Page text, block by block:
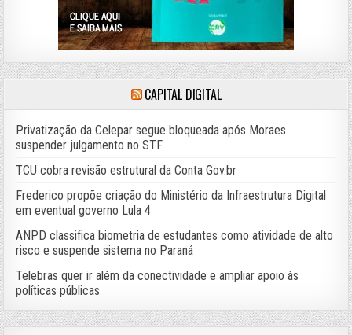
CAPITAL DIGITAL
Privatização da Celepar segue bloqueada após Moraes
suspender julgamento no STF
TCU cobra revisão estrutural da Conta Gov.br
Frederico propõe criação do Ministério da Infraestrutura Digital
em eventual governo Lula 4
ANPD classifica biometria de estudantes como atividade de alto
risco e suspende sistema no Paraná
Telebras quer ir além da conectividade e ampliar apoio às
políticas públicas